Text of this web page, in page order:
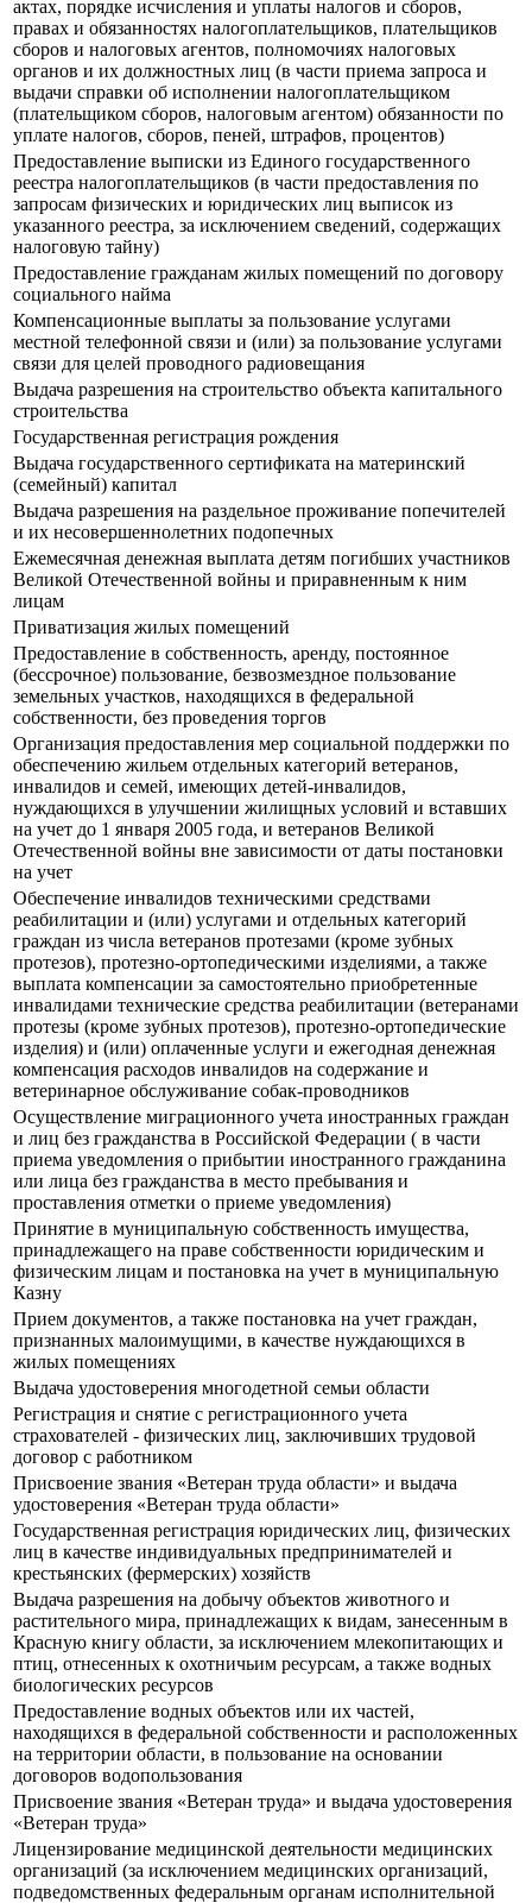
актах, порядке исчисления и уплаты налогов и сборов,
правах и обязанностях налогоплательщиков, плательщиков
сборов и налоговых агентов, полномочиях налоговых
органов и их должностных лиц (в части приема запроса и
выдачи справки об исполнении налогоплательщиком
(плательщиком сборов, налоговым агентом) обязанности по
уплате налогов, сборов, пеней, штрафов, процентов)
Предоставление выписки из Единого государственного
реестра налогоплательщиков (в части предоставления по
запросам физических и юридических лиц выписок из
указанного реестра, за исключением сведений, содержащих
налоговую тайну)
Предоставление гражданам жилых помещений по договору
социального найма
Компенсационные выплаты за пользование услугами
местной телефонной связи и (или) за пользование услугами
связи для целей проводного радиовещания
Выдача разрешения на строительство объекта капитального
строительства
Государственная регистрация рождения
Выдача государственного сертификата на материнский
(семейный) капитал
Выдача разрешения на раздельное проживание попечителей
и их несовершеннолетних подопечных
Ежемесячная денежная выплата детям погибших участников
Великой Отечественной войны и приравненным к ним
лицам
Приватизация жилых помещений
Предоставление в собственность, аренду, постоянное
(бессрочное) пользование, безвозмездное пользование
земельных участков, находящихся в федеральной
собственности, без проведения торгов
Организация предоставления мер социальной поддержки по
обеспечению жильем отдельных категорий ветеранов,
инвалидов и семей, имеющих детей-инвалидов,
нуждающихся в улучшении жилищных условий и вставших
на учет до 1 января 2005 года, и ветеранов Великой
Отечественной войны вне зависимости от даты постановки
на учет
Обеспечение инвалидов техническими средствами
реабилитации и (или) услугами и отдельных категорий
граждан из числа ветеранов протезами (кроме зубных
протезов), протезно-ортопедическими изделиями, а также
выплата компенсации за самостоятельно приобретенные
инвалидами технические средства реабилитации (ветеранами
протезы (кроме зубных протезов), протезно-ортопедические
изделия) и (или) оплаченные услуги и ежегодная денежная
компенсация расходов инвалидов на содержание и
ветеринарное обслуживание собак-проводников
Осуществление миграционного учета иностранных граждан
и лиц без гражданства в Российской Федерации ( в части
приема уведомления о прибытии иностранного гражданина
или лица без гражданства в место пребывания и
проставления отметки о приеме уведомления)
Принятие в муниципальную собственность имущества,
принадлежащего на праве собственности юридическим и
физическим лицам и постановка на учет в муниципальную
Казну
Прием документов, а также постановка на учет граждан,
признанных малоимущими, в качестве нуждающихся в
жилых помещениях
Выдача удостоверения многодетной семьи области
Регистрация и снятие с регистрационного учета
страхователей - физических лиц, заключивших трудовой
договор с работником
Присвоение звания «Ветеран труда области» и выдача
удостоверения «Ветеран труда области»
Государственная регистрация юридических лиц, физических
лиц в качестве индивидуальных предпринимателей и
крестьянских (фермерских) хозяйств
Выдача разрешения на добычу объектов животного и
растительного мира, принадлежащих к видам, занесенным в
Красную книгу области, за исключением млекопитающих и
птиц, отнесенных к охотничьим ресурсам, а также водных
биологических ресурсов
Предоставление водных объектов или их частей,
находящихся в федеральной собственности и расположенных
на территории области, в пользование на основании
договоров водопользования
Присвоение звания «Ветеран труда» и выдача удостоверения
«Ветеран труда»
Лицензирование медицинской деятельности медицинских
организаций (за исключением медицинских организаций,
подведомственных федеральным органам исполнительной